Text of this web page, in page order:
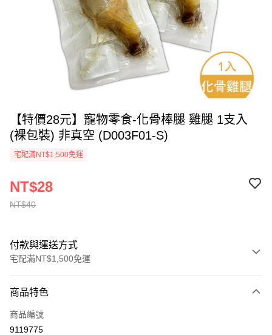
【特價28元】寵物零食-化骨棒腿 雞腿 1支入
(裸包裝) 非真空 (D003F01-S)
宅配滿NT$1,500免運
NT$40
NT$28
付款與運送方式
宅配滿NT$1,500免運
信用卡一次付款
LINE Pay
商品特色
商品編號
9119775